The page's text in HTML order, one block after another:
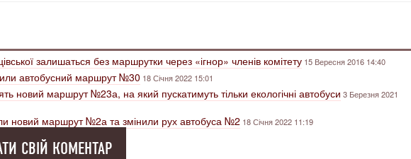
залишаться без маршрутки через «ігнор» членів комітету 15 Вересня 2016 14:40
автобусний маршрут №30 18 Січня 2022 15:01
новий маршрут №23а, на який пускатимуть тільки екологічні автобуси 3 Березня 2021
новий маршрут №2а та змінили рух автобуса №2 18 Січня 2022 11:19
СВІЙ КОМЕНТАР